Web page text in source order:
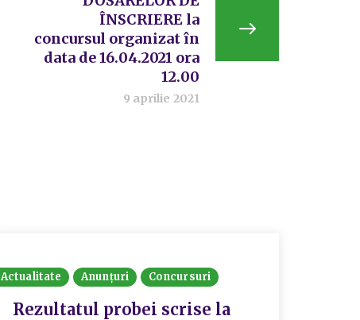
ÎNSCRIERE la
concursul organizat în
data de 16.04.2021 ora
12.00
9 aprilie 2021
Actualitate Anunțuri Concursuri
Rezultatul probei scrise la